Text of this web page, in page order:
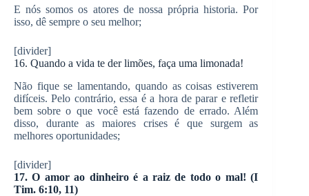
E nós somos os atores de nossa própria historia. Por
isso, dê sempre o seu melhor;
[divider]
16. Quando a vida te der limões, faça uma limonada!
Não fique se lamentando, quando as coisas estiverem
difíceis. Pelo contrário, essa é a hora de parar e refletir
bem sobre o que você está fazendo de errado. Além
disso, durante as maiores crises é que surgem as
melhores oportunidades;
[divider]
17. O amor ao dinheiro é a raiz de todo o mal! (I
Tim. 6:10, 11)